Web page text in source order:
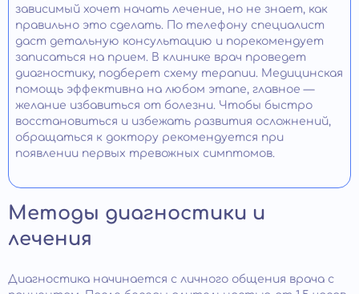
зависимый хочет начать лечение, но не знает, как
правильно это сделать. По телефону специалист
даст детальную консультацию и порекомендует
записаться на прием. В клинике врач проведет
диагностику, подберет схему терапии. Медицинская
помощь эффективна на любом этапе, главное —
желание избавиться от болезни. Чтобы быстро
восстановиться и избежать развития осложнений,
обращаться к доктору рекомендуется при
появлении первых тревожных симптомов.
Методы диагностики и
лечения
Диагностика начинается с личного общения врача с